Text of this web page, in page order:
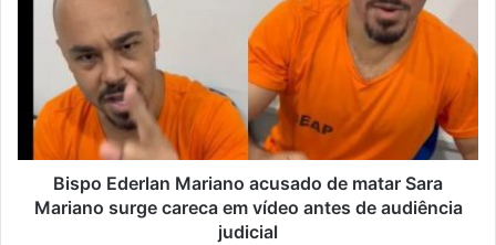
Bispo Ederlan Mariano acusado de matar Sara
Mariano surge careca em vídeo antes de audiência
judicial